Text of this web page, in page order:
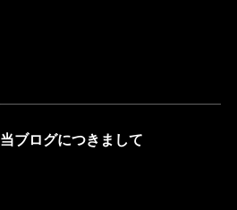
当ブログにつきまして